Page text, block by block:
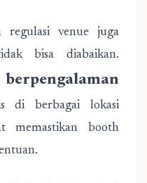
regulasi venue juga
bisa diabaikan.
di berbagai lokasi
memastikan booth